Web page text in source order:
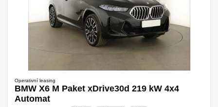
Operativní leasing
BMW X6 M Paket xDrive30d 219 kW 4x4
Automat